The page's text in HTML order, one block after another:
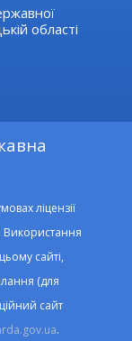
області
ліцензії
сайті,
(для
сайт
.